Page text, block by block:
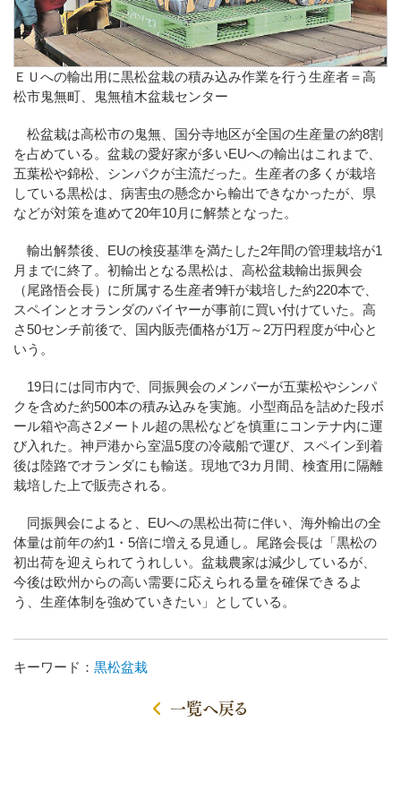
ＥＵへの輸出用に黒松盆栽の積み込み作業を行う生産者＝高
松市鬼無町、鬼無植木盆栽センター
松盆栽は高松市の鬼無、国分寺地区が全国の生産量の約8割
を占めている。盆栽の愛好家が多いEUへの輸出はこれまで、
五葉松や錦松、シンパクが主流だった。生産者の多くが栽培
している黒松は、病害虫の懸念から輸出できなかったが、県
などが対策を進めて20年10月に解禁となった。
輸出解禁後、EUの検疫基準を満たした2年間の管理栽培が1
月までに終了。初輸出となる黒松は、高松盆栽輸出振興会
（尾路悟会長）に所属する生産者9軒が栽培した約220本で、
スペインとオランダのバイヤーが事前に買い付けていた。高
さ50センチ前後で、国内販売価格が1万～2万円程度が中心と
いう。
19日には同市内で、同振興会のメンバーが五葉松やシンパ
クを含めた約500本の積み込みを実施。小型商品を詰めた段ボ
ール箱や高さ2メートル超の黒松などを慎重にコンテナ内に運
び入れた。神戸港から室温5度の冷蔵船で運び、スペイン到着
後は陸路でオランダにも輸送。現地で3カ月間、検査用に隔離
栽培した上で販売される。
同振興会によると、EUへの黒松出荷に伴い、海外輸出の全
体量は前年の約1・5倍に増える見通し。尾路会長は「黒松の
初出荷を迎えられてうれしい。盆栽農家は減少しているが、
今後は欧州からの高い需要に応えられる量を確保できるよ
う、生産体制を強めていきたい」としている。
キーワード： 黒松盆栽
一覧へ戻る